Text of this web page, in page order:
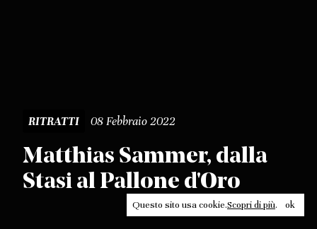
RITRATTI 08 Febbraio 2022
Matthias Sammer, dalla
Stasi al Pallone d'Oro
Questo sito usa cookie.Scopri di più. ok